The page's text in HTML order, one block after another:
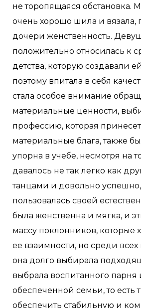
не торопящаяся обстановка.
очень хорошо шила и вязала,
дочери женственность.
положительно относилась к
детства, которую создавали
поэтому впитала в себя
стала особое внимание
материальные ценности,
профессию, которая
материальные блага, также
упорна в учебе, несмотря на
давалось не так легко как
танцами и довольно
пользовалась своей
была женственна и мягка, и
массу поклонников, которые
ее взаимности, но среди
она долго выбирала
выбрала воспитанного парня
обеспеченной семьи, то есть
обеспечить стабильную и